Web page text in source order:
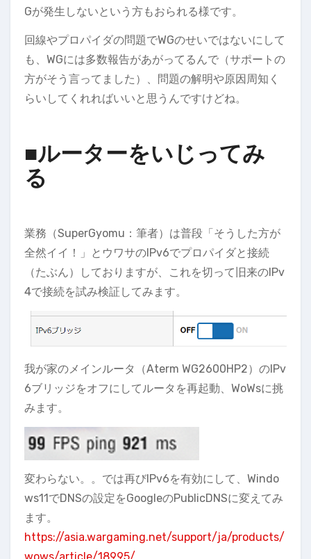
Gが発生しないという方もおられる様です。
回線やプロパイダの問題でWGのせいではないにして
も、WGには多数報告があがってるんで（サポートの
方がそう言ってました）、問題の解明や原因周知く
らいしてくれればいいと思うんですけどね。
■ルーターをいじってみ
る
業務（SuperGyomu：筆者）は普段「そうした方が
全然イイ！」とウワサのIPv6でプロパイダと接続
（たぶん）しておりますが、これを切って旧来のIPv
4で接続を試み検証してみます。
我が家のメインルータ（Aterm WG2600HP2）のIPv
6ブリッジをオフにしてルータを再起動、WoWsに挑
みます。
変わらない。。では再びIPv6を有効にして、Windo
ws11でDNSの設定をGoogleのPublicDNSに変えてみ
ます。
https://asia.wargaming.net/support/ja/products/
wows/article/18995/